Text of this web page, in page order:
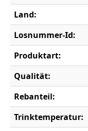
Land:
Losnummer-Id:
Produktart:
Qualität:
Rebanteil:
Trinktemperatur: